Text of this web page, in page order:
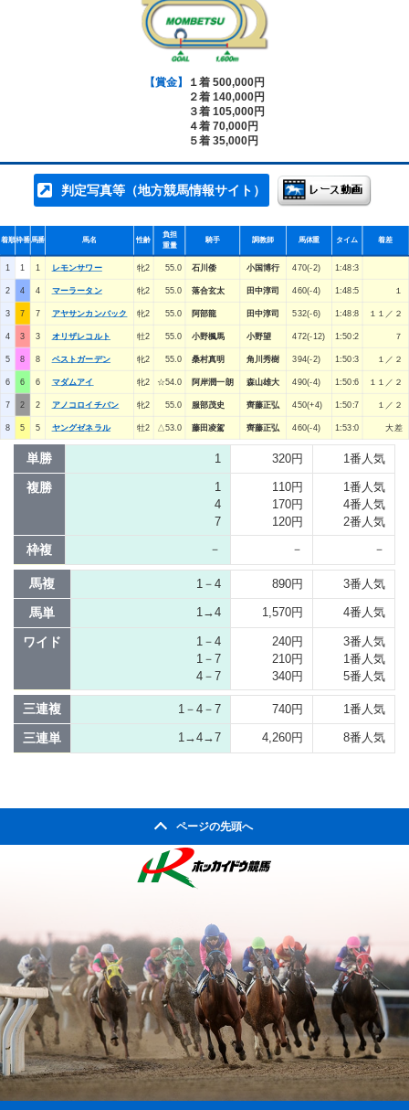
【賞金】
１着 500,000円
２着 140,000円
３着 105,000円
４着 70,000円
５着 35,000円
判定写真等（地方競馬情報サイト）
着順枠番馬番 馬名 性齢
負担
重量
騎手 調教師 馬体重 タイム 着差
1 1 1 レモンサワー 牝2 55.0 石川倭 小国博行 470(-2) 1:48:3
2 4 4 マーラータン 牝2 55.0 落合玄太 田中淳司 460(-4) 1:48:5 １
3 7 7 アヤサンカンバック 牝2 55.0 阿部龍 田中淳司 532(-6) 1:48:8 １１／２
4 3 3 オリザレコルト 牡2 55.0 小野楓馬 小野望 472(-12) 1:50:2 ７
5 8 8 ベストガーデン 牝2 55.0 桑村真明 角川秀樹 394(-2) 1:50:3 １／２
6 6 6 マダムアイ 牝2 ☆54.0 阿岸潤一朗 森山雄大 490(-4) 1:50:6 １１／２
7 2 2 アノコロイチバン 牝2 55.0 服部茂史 齊藤正弘 450(+4) 1:50:7 １／２
8 5 5 ヤングゼネラル 牡2 △53.0 藤田凌駕 齊藤正弘 460(-4) 1:53:0 大差
単勝 1 320円 1番人気
複勝
1
4
7
110円
170円
120円
1番人気
4番人気
2番人気
枠複 － － －
馬複 1－4 890円 3番人気
馬単 1→4 1,570円 4番人気
ワイド
1－4
1－7
4－7
240円
210円
340円
3番人気
1番人気
5番人気
三連複 1－4－7 740円 1番人気
三連単 1→4→7 4,260円 8番人気
ページの先頭へ